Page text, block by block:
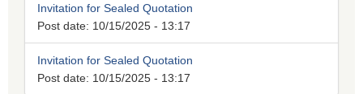
Invitation for Sealed Quotation
Post date: 10/15/2025 - 13:17
Invitation for Sealed Quotation
Post date: 10/15/2025 - 13:17